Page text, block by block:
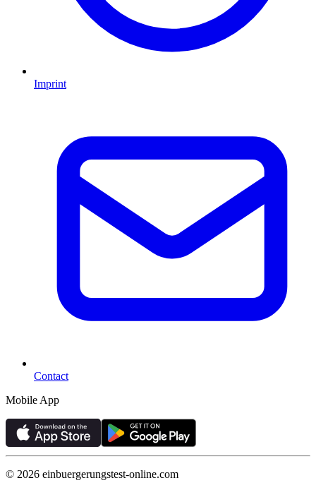
Imprint
Contact
Mobile App
© 2026 einbuergerungstest-online.com